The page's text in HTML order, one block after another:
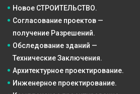
Новое СТРОИТЕЛЬСТВО.
Согласование проектов —
получение Разрешений.
Обследование зданий —
Технические Заключения.
Архитектурное проектирование.
Инженерное проектирование.